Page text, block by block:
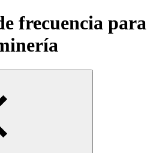
frecuencia para